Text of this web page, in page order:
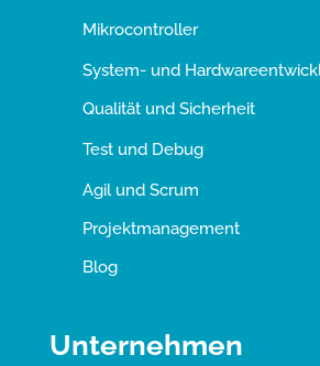
Mikrocontroller
System- und
Qualität und Sicherheit
Test und Debug
Agil und Scrum
Projektmanagement
Blog
Unternehmen